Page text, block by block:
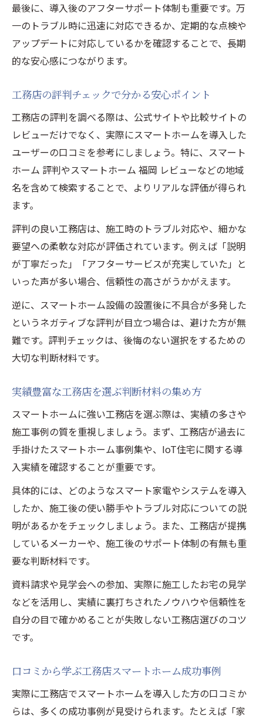
最後に、導入後のアフターサポート体制も重要です。万
一のトラブル時に迅速に対応できるか、定期的な点検や
アップデートに対応しているかを確認することで、長期
的な安心感につながります。
工務店の評判チェックで分かる安心ポイント
工務店の評判を調べる際は、公式サイトや比較サイトの
レビューだけでなく、実際にスマートホームを導入した
ユーザーの口コミを参考にしましょう。特に、スマート
ホーム 評判やスマートホーム 福岡 レビューなどの地域
名を含めて検索することで、よりリアルな評価が得られ
ます。
評判の良い工務店は、施工時のトラブル対応や、細かな
要望への柔軟な対応が評価されています。例えば「説明
が丁寧だった」「アフターサービスが充実していた」と
いった声が多い場合、信頼性の高さがうかがえます。
逆に、スマートホーム設備の設置後に不具合が多発した
というネガティブな評判が目立つ場合は、避けた方が無
難です。評判チェックは、後悔のない選択をするための
大切な判断材料です。
実績豊富な工務店を選ぶ判断材料の集め方
スマートホームに強い工務店を選ぶ際は、実績の多さや
施工事例の質を重視しましょう。まず、工務店が過去に
手掛けたスマートホーム事例集や、IoT住宅に関する導
入実績を確認することが重要です。
具体的には、どのようなスマート家電やシステムを導入
したか、施工後の使い勝手やトラブル対応についての説
明があるかをチェックしましょう。また、工務店が提携
しているメーカーや、施工後のサポート体制の有無も重
要な判断材料です。
資料請求や見学会への参加、実際に施工したお宅の見学
などを活用し、実績に裏打ちされたノウハウや信頼性を
自分の目で確かめることが失敗しない工務店選びのコツ
です。
口コミから学ぶ工務店スマートホーム成功事例
実際に工務店でスマートホームを導入した方の口コミか
らは、多くの成功事例が見受けられます。たとえば「家